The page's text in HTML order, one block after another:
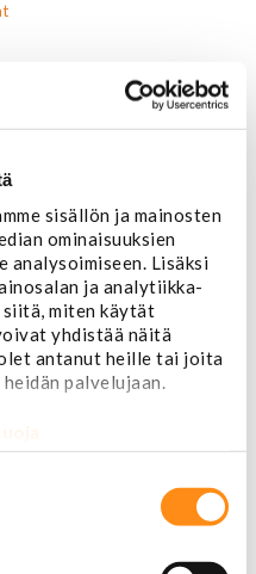
sisällön ja mainosten
ominaisuuksien
analysoimiseen. Lisäksi
ja analytiikka-
siitä, miten käytät
yhdistää näitä
antanut heille tai joita
palvelujaan.
/ kytkimet
osat